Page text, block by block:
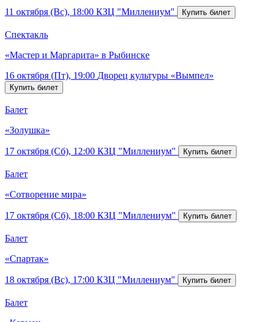
11 октября (Вс), 18:00 КЗЦ "Миллениум"
Спектакль
«Мастер и Маргарита» в Рыбинске
16 октября (Пт), 19:00 Дворец культуры «Вымпел»
Балет
«Золушка»
17 октября (Сб), 12:00 КЗЦ "Миллениум"
Балет
«Сотворение мира»
17 октября (Сб), 18:00 КЗЦ "Миллениум"
Балет
«Спартак»
18 октября (Вс), 17:00 КЗЦ "Миллениум"
Балет